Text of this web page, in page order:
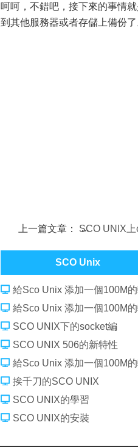
呵呵，不錯吧，接下來的事情
到其他服務器或者存儲上備份了
上一篇文章： SCO UNIX
SCO Unix
給Sco Unix 添加一個100M
給Sco Unix 添加一個100M
SCO UNIX下的socket編
SCO UNIX 506的新特性
給Sco Unix 添加一個100M
挨千刀的SCO UNIX
SCO UNIX的學習
SCO UNIX的安裝